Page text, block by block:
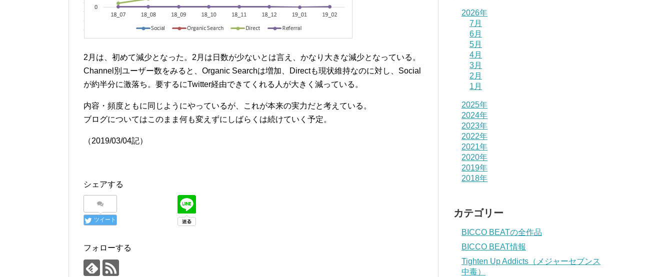
2月は、初めて減少となった。2月は日数が少ないとは言え、かなり大きな減少となっている。
Channel別ユーザー数をみると、Organic Searchは増加、Directも現状維持なのに対し、Social
が約半分に激落ち。要するにTwitter経由できてくれる人が大きく減っている。
内容・頻度ともに同じようにやっているが、これが本来の実力だと考えている。
ブログについてはこのまま何も変えずにしばらくは続けていく予定。
（2019/03/04記）
シェアする
ツイート
フォローする
2026年
7月
6月
5月
4月
3月
2月
1月
2025年
2024年
2023年
2022年
2021年
2020年
2019年
2018年
カテゴリー
BICCO BEATの全作品
BICCO BEAT情報
Tighten Up Addicts（メジャーセブンス
中毒）